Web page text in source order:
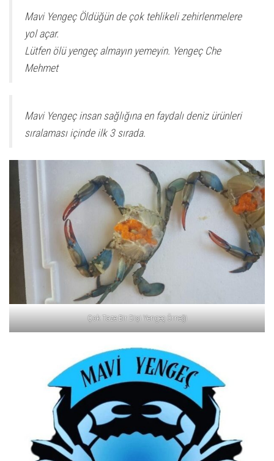
Mavi Yengeç Öldüğün de çok tehlikeli zehirlenmelere
yol açar.
Lütfen ölü yengeç almayın yemeyin. Yengeç Che
Mehmet
Mavi Yengeç insan sağlığına en faydalı deniz ürünleri
sıralaması içinde ilk 3 sırada.
Çok Taze Bir Dişi Yengeç Örneği